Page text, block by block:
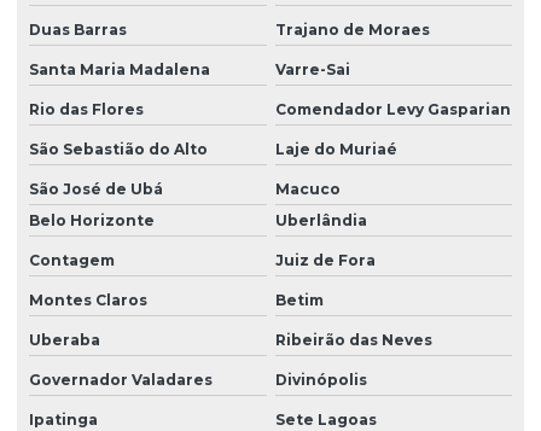
Duas Barras Trajano de Moraes
Santa Maria Madalena Varre-Sai
Rio das Flores Comendador Levy Gasparian
São Sebastião do Alto Laje do Muriaé
São José de Ubá
Macuco
Belo Horizonte
Uberlândia
Contagem Juiz de Fora
Montes Claros Betim
Uberaba Ribeirão das Neves
Governador Valadares Divinópolis
Ipatinga Sete Lagoas